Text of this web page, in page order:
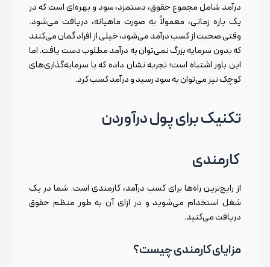
درآمد شامل مجموع حقوق، دستمزد، سود و بهره‌ای است که در
یک بازه زمانی، معمولاً به صورت ماهیانه، دریافت می‌شود.
وقتی صحبت از کسب درآمد می‌شود، خیلی از افراد گمان می‌کنند
که بدون سرمایه بزرگ نمی‌توان به درآمد مطلوب دست یافت. اما
این باور اشتباه است؛ تجربه نشان داده که با سرمایه‌گذاری‌های
کوچک نیز می‌توان به سود رسید و درآمد کسب کرد.
تکنیک برای پول درآوردن
کارمندی
از رایج‌ترین راه‌ها برای کسب درآمد، کارمندی است. شما در یک
شغل استخدام می‌شوید و در ازای آن به طور منظم حقوق
دریافت می‌کنید.
مزایای کارمندی چیست؟